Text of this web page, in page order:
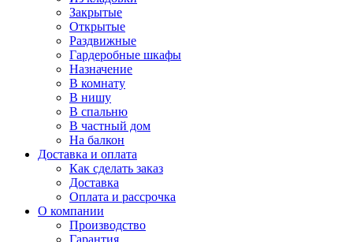
Закрытые
Открытые
Раздвижные
Гардеробные шкафы
Назначение
В комнату
В нишу
В спальню
В частный дом
На балкон
Доставка и оплата
Как сделать заказ
Доставка
Оплата и рассрочка
О компании
Производство
Гарантия